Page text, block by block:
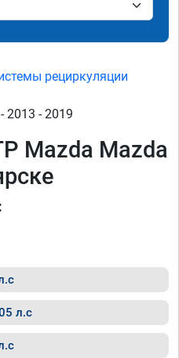
рециркуляции
2013 - 2019
Mazda Mazda
л.с